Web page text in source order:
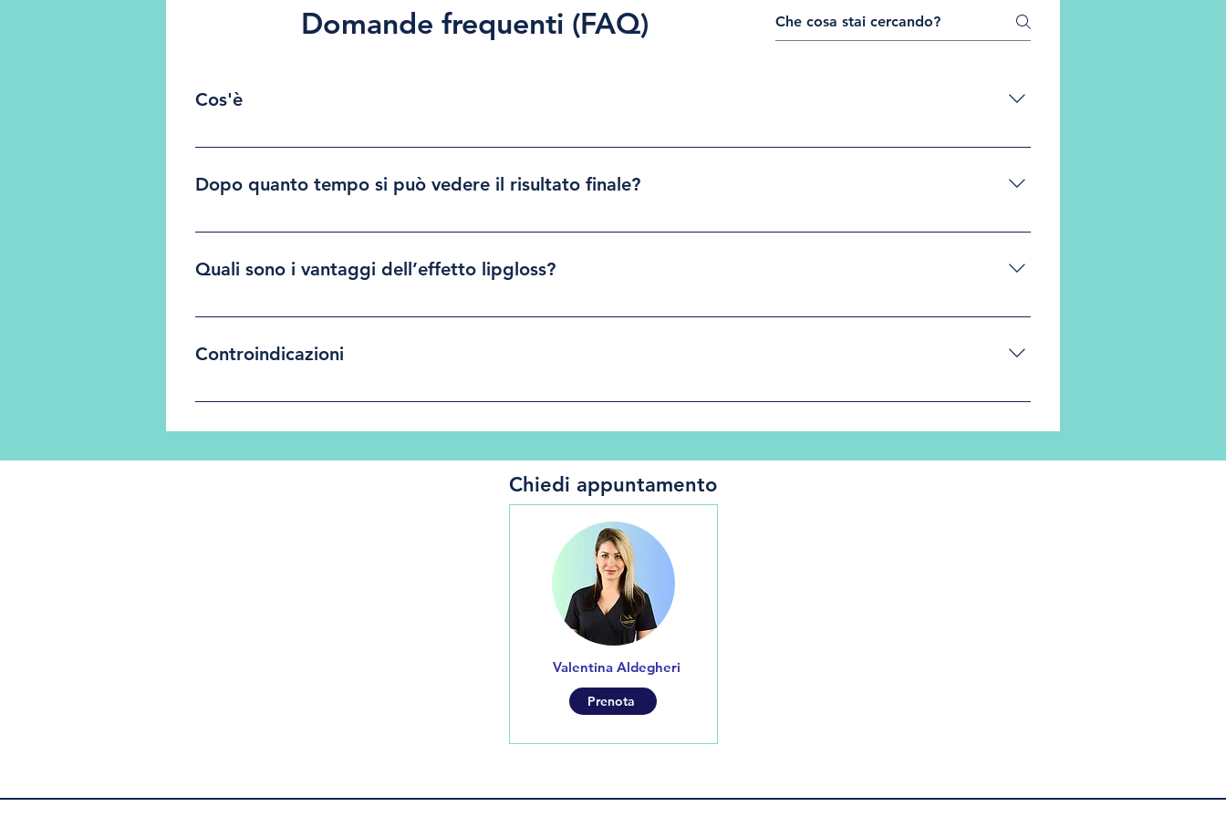
Domande frequenti (FAQ)
Cos'è
È una tecnica estetica semi-permanente che consiste nell’introdurre pigmenti minerali nella superficie della mucosa labiale
Dopo quanto tempo si può vedere il risultato finale?
Il colore inizialmente risulta più intenso. Dopo circa 7-10 giorni, con la naturale desquamazione, assume la tonalità
Quali sono i vantaggi dell’effetto lipgloss?
Dona un aspetto fresco e luminoso Corregge lievi asimmetrie Esalta il colore naturale delle labbra Riduce la necessità di
Controindicazioni
Il trattamento non è indicato in caso di: Gravidanza o allattamento Herpes attivo Malattie autoimmuni o infiammatorie in
Chiedi appuntamento
Valentina Aldegheri
Prenota